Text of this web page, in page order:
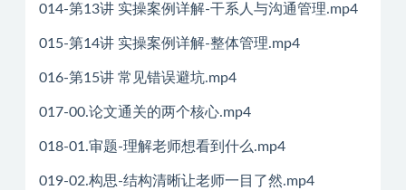
014-第13讲 实操案例详解-干系人与沟通管理.mp4
015-第14讲 实操案例详解-整体管理.mp4
016-第15讲 常见错误避坑.mp4
017-00.论文通关的两个核心.mp4
018-01.审题-理解老师想看到什么.mp4
019-02.构思-结构清晰让老师一目了然.mp4